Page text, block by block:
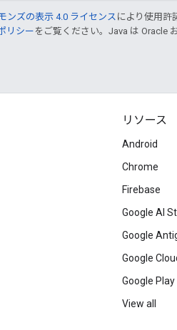
ンズの表示 4.0 ライセンス により使用許
リシーをご覧ください。Java は Oracle
リソース
Android
Chrome
Firebase
Google AI
Google
Google
Google Play
View all